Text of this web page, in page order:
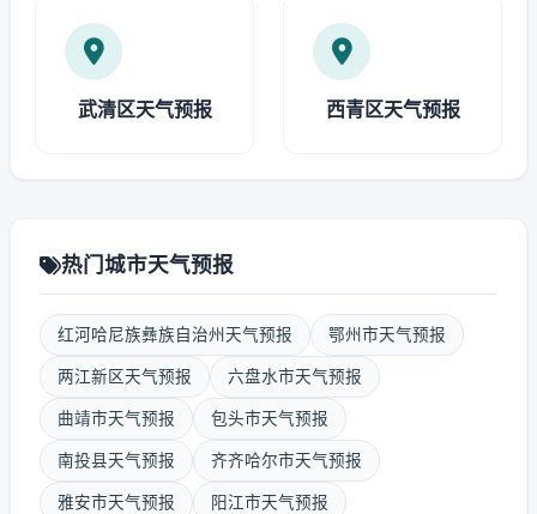
武清区天气预报 西青区天气预报
热门城市天气预报
红河哈尼族彝族自治州天气预报 鄂州市天气预报
两江新区天气预报 六盘水市天气预报
曲靖市天气预报 包头市天气预报
南投县天气预报 齐齐哈尔市天气预报
雅安市天气预报 阳江市天气预报